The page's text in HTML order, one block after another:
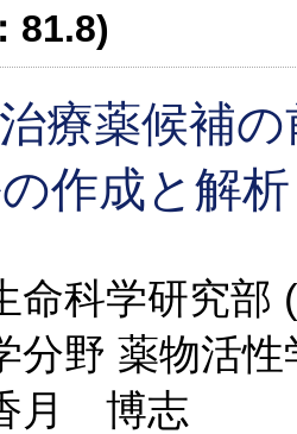
81.8)
療薬候補
作成と解析
命科学研究
分野 薬物活性
月 博志